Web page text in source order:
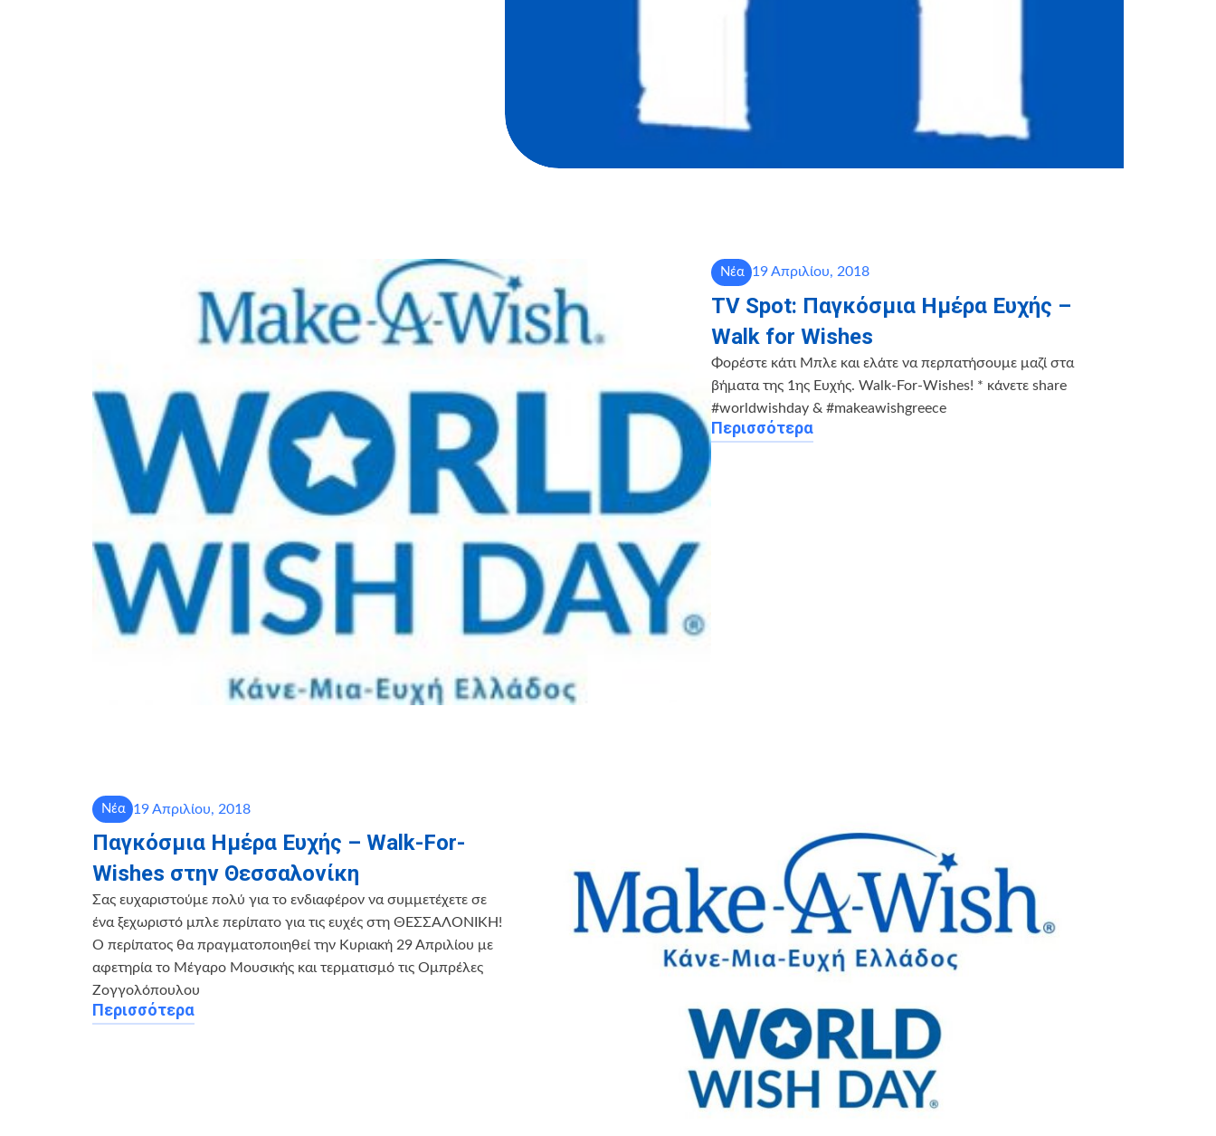
Νέα 19 Απριλίου, 2018
TV Spot: Παγκόσμια Ημέρα Ευχής –
Walk for Wishes
Φορέστε κάτι Μπλε και ελάτε να περπατήσουμε μαζί στα
βήματα της 1ης Ευχής. Walk-For-Wishes! * κάνετε share
‪#worldwishday & ‪#makeawishgreece
Περισσότερα
Νέα 19 Απριλίου, 2018
Παγκόσμια Ημέρα Ευχής – Walk-For-
Wishes στην Θεσσαλονίκη
Σας ευχαριστούμε πολύ για το ενδιαφέρον να συμμετέχετε σε
ένα ξεχωριστό μπλε περίπατο για τις ευχές στη ΘΕΣΣΑΛΟΝΙΚΗ!
Ο περίπατος θα πραγματοποιηθεί την Κυριακή 29 Απριλίου με
αφετηρία το Μέγαρο Μουσικής και τερματισμό τις Ομπρέλες
Ζογγολόπουλου
Περισσότερα